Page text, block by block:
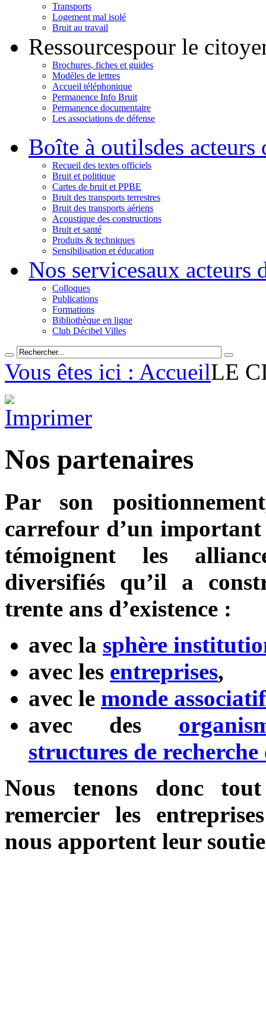
Transports
Logement mal isolé
Bruit au travail
Ressourcespour le
Brochures, fiches et guides
Modèles de lettres
Accueil téléphonique
Permanence Info Bruit
Permanence documentaire
Les associations de défense
Boîte à outilsdes
Recueil des textes officiels
Bruit et politique
Cartes de bruit et PPBE
Bruit des transports terrestres
Bruit des transports aériens
Acoustique des constructions
Bruit et santé
Produits & techniques
Sensibilisation et éducation
Nos servicesaux acteurs
Colloques
Publications
Formations
Bibliothèque en ligne
Club Décibel Villes
Vous êtes ici : AccueilLE
Nos partenaires
Par son
carrefour d’un
témoignent les
diversifiés qu’il a
trente ans d’existence :
avec la sphère
avec les entreprises,
avec le monde associatif
avec des
structures de
Nous tenons donc
remercier les
nous apportent leur